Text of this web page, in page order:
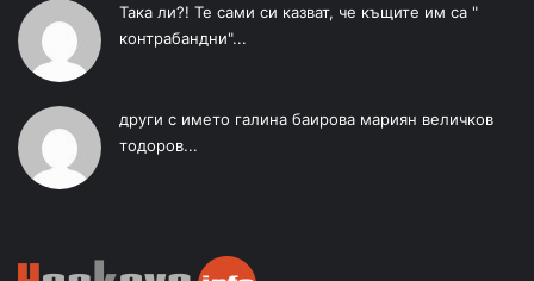
Така ли?! Те сами си казват, че къщите им са "
контрабандни"...
други с името галина баирова мариян величков
тодоров...